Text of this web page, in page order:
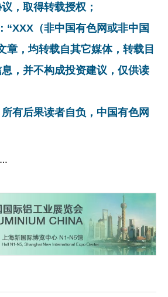
，取得转载授权；
“XXX（非中国有色网或非中国
章，均转载自其它媒体，转载目
，并不构成投资建议，仅供读
有后果读者自负，中国有色网